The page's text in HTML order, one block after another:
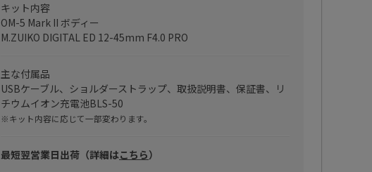
キット内容
OM-5 Mark II ボディー
M.ZUIKO DIGITAL ED 12-45mm F4.0 PRO
主な付属品
USBケーブル、ショルダーストラップ、取扱説明書、保証書、リ
チウムイオン充電池BLS-50
※キット内容に応じて一部変わります。
最短翌営業日出荷（詳細はこちら）